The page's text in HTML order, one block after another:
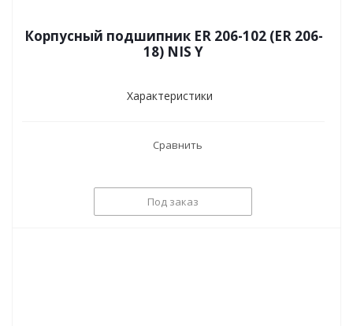
Корпусный подшипник ER 206-102 (ER 206-
18) NIS Y
Характеристики
Сравнить
Под заказ